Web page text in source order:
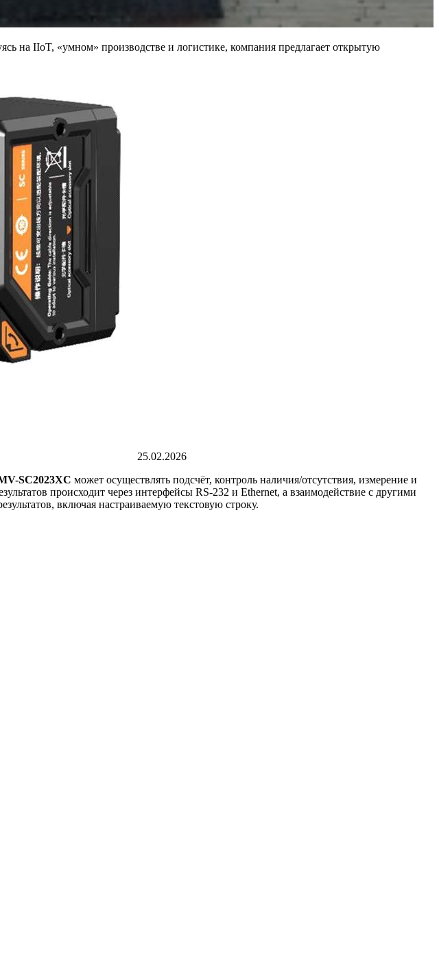
на IIoT, «умном» производстве и логистике, компания предлагает открытую
25.02.2026
SC2023XC может осуществлять подсчёт, контроль наличия/отсутствия, измерение и
происходит через интерфейсы RS-232 и Ethernet, а взаимодействие с другими
включая настраиваемую текстовую строку.